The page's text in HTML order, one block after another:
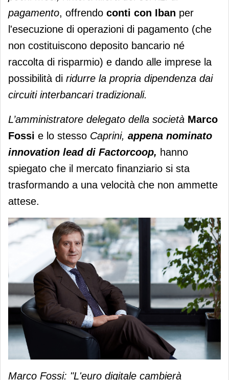
pagamento, offrendo conti con Iban per
l'esecuzione di operazioni di pagamento (che
non costituiscono deposito bancario né
raccolta di risparmio) e dando alle imprese la
possibilità di ridurre la propria dipendenza dai
circuiti interbancari tradizionali.
L’amministratore delegato della società Marco
Fossi e lo stesso Caprini, appena nominato
innovation lead di Factorcoop, hanno
spiegato che il mercato finanziario si sta
trasformando a una velocità che non ammette
attese.
Marco Fossi: "L'euro digitale cambierà